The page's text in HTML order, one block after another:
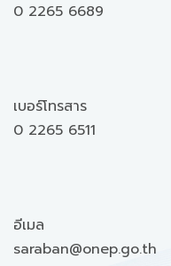
0 2265 6689
เบอร์โทรสาร
0 2265 6511
อีเมล
saraban@onep.go.th